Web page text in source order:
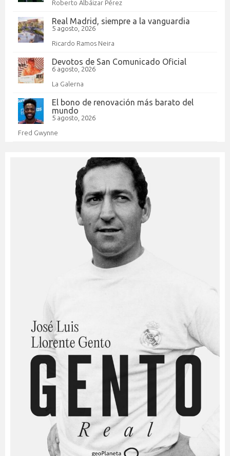
Roberto Albáizar Pérez
Real Madrid, siempre a la vanguardia
5 agosto, 2026
Ricardo Ramos Neira
Devotos de San Comunicado Oficial
6 agosto, 2026
La Galerna
El bono de renovación más barato del
mundo
5 agosto, 2026
Fred Gwynne